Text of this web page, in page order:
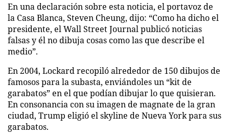
En una declaración sobre esta noticia, el portavoz de
la Casa Blanca, Steven Cheung, dijo: “Como ha dicho el
presidente, el Wall Street Journal publicó noticias
falsas y él no dibuja cosas como las que describe el
medio”.
En 2004, Lockard recopiló alrededor de 150 dibujos de
famosos para la subasta, enviándoles un “kit de
garabatos” en el que podían dibujar lo que quisieran.
En consonancia con su imagen de magnate de la gran
ciudad, Trump eligió el skyline de Nueva York para sus
garabatos.